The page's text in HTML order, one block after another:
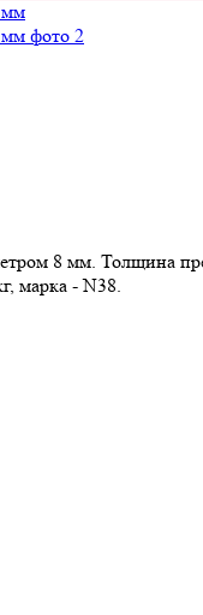
8 мм. Толщина
марка - N38.